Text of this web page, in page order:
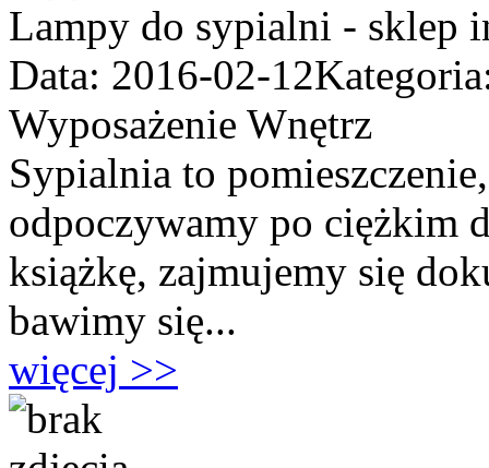
Lampy do sypialni - sklep
Data: 2016-02-12
Wyposażenie Wnętrz
Sypialnia to
odpoczywamy po ciężkim
książkę, zajmujemy się
bawimy się...
więcej >>